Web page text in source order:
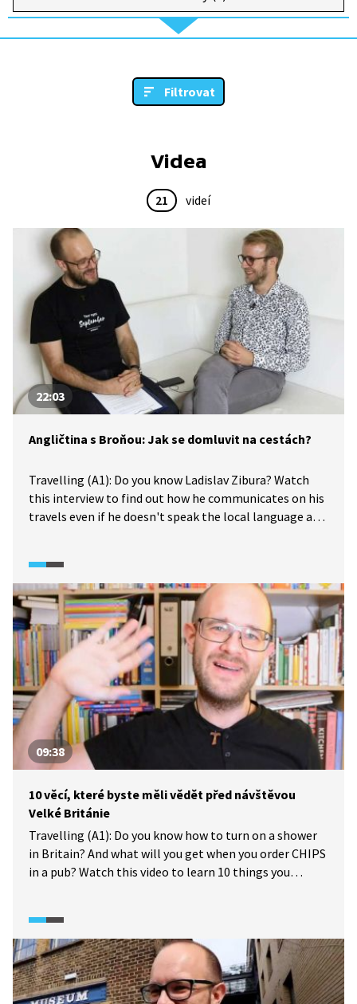
Filtrovat
Videa
21 videí
22:03
Angličtina s Broňou: Jak se domluvit na cestách?
Travelling (A1): Do you know Ladislav Zibura? Watch
this interview to find out how he communicates on his
travels even if he doesn't speak the local language at
dorozumívá, i když místním jazykem třeba vůbec
nemluví.
09:38
10 věcí, které byste měli vědět před návštěvou
Velké Británie
Travelling (A1): Do you know how to turn on a shower
in Britain? And what will you get when you order CHIPS
in a pub? Watch this video to learn 10 things you
A co dostanete, když si v hospodě objednáte CHIPS?
Podívejte se na toto video a dozvíte se 10 věcí, které
byste rozhodně měli vědět, než vyrazíte do Británie.